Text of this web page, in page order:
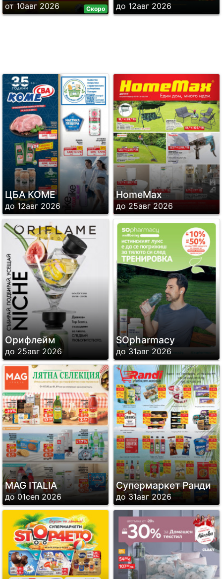
Скоро
от 10авг 2026 до 12авг 2026
ЦБА КОМЕ
до 12авг 2026
HomeMax
до 25авг 2026
Орифлейм
до 25авг 2026
SОpharmacy
до 31авг 2026
MAG ITALIA
до 01сеп 2026
Супермаркет Ранди
до 31авг 2026